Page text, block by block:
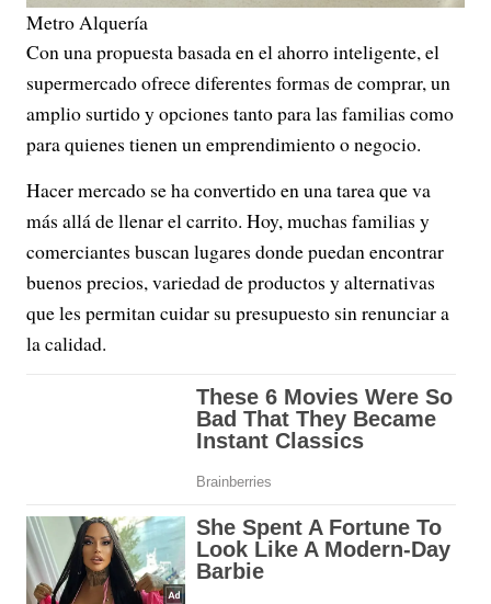
Metro Alquería
Con una propuesta basada en el ahorro inteligente, el
supermercado ofrece diferentes formas de comprar, un
amplio surtido y opciones tanto para las familias como
para quienes tienen un emprendimiento o negocio.
Hacer mercado se ha convertido en una tarea que va
más allá de llenar el carrito. Hoy, muchas familias y
comerciantes buscan lugares donde puedan encontrar
buenos precios, variedad de productos y alternativas
que les permitan cuidar su presupuesto sin renunciar a
la calidad.